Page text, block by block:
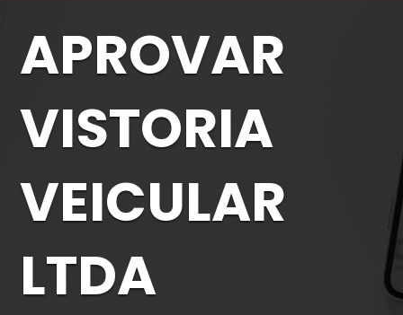
APROVAR
VISTORIA
VEICULAR
LTDA